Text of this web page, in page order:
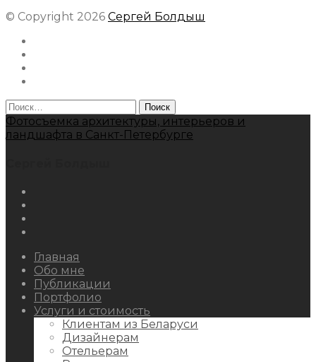
© Copyright 2026 Сергей Болдыш
Найти:
Фотосъемка архитектуры, интерьеров и
ландшафта в Санкт-Петербурге
Главная
Обо мне
Публикации
Портфолио
Услуги и стоимость
Клиентам из Беларуси
Дизайнерам
Отельерам